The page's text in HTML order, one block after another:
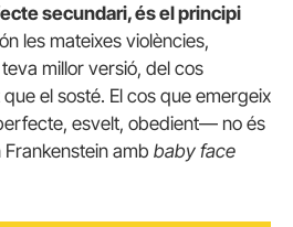
secundari, és el principi
les mateixes violències,
millor versió, del cos
el sosté. El cos que emergeix
esvelt, obedient— no és
Frankenstein amb baby face